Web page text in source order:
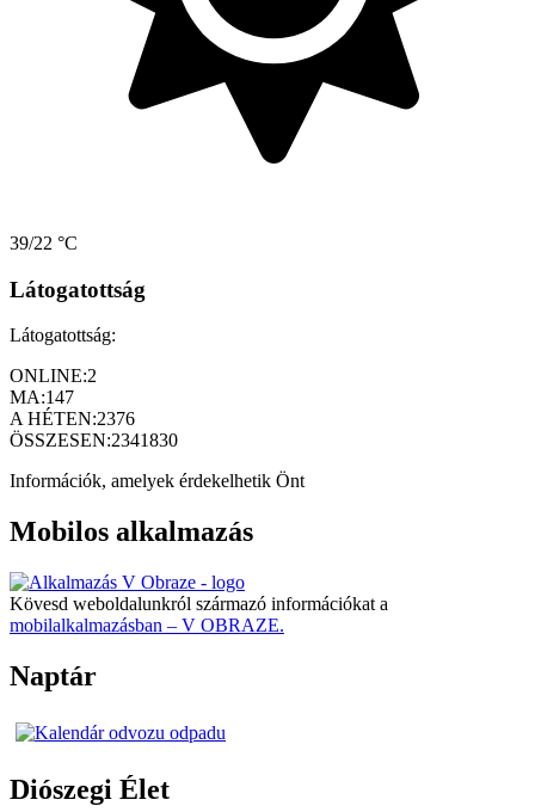
39/22 °C
Látogatottság
Látogatottság:
ONLINE:2
MA:147
A HÉTEN:2376
ÖSSZESEN:2341830
Információk, amelyek érdekelhetik Önt
Mobilos alkalmazás
Kövesd weboldalunkról származó információkat a
mobilalkalmazásban – V OBRAZE.
Naptár
Diószegi Élet